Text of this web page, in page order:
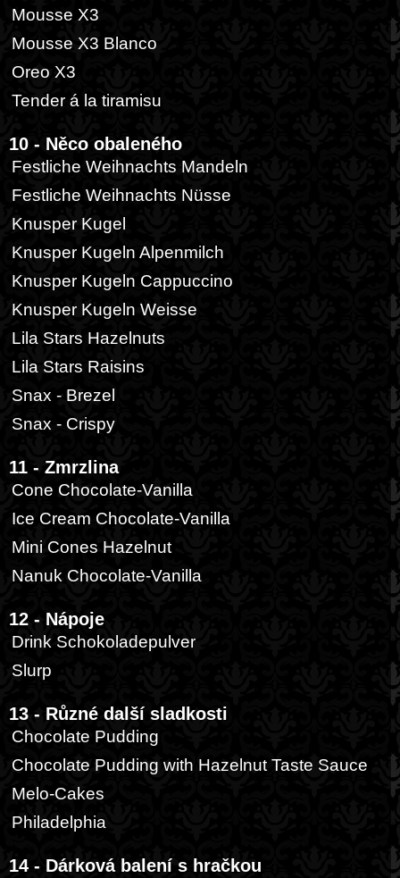
Mousse X3
Mousse X3 Blanco
Oreo X3
Tender á la tiramisu
10 - Něco obaleného
Festliche Weihnachts Mandeln
Festliche Weihnachts Nüsse
Knusper Kugel
Knusper Kugeln Alpenmilch
Knusper Kugeln Cappuccino
Knusper Kugeln Weisse
Lila Stars Hazelnuts
Lila Stars Raisins
Snax - Brezel
Snax - Crispy
11 - Zmrzlina
Cone Chocolate-Vanilla
Ice Cream Chocolate-Vanilla
Mini Cones Hazelnut
Nanuk Chocolate-Vanilla
12 - Nápoje
Drink Schokoladepulver
Slurp
13 - Různé další sladkosti
Chocolate Pudding
Chocolate Pudding with Hazelnut Taste Sauce
Melo-Cakes
Philadelphia
14 - Dárková balení s hračkou